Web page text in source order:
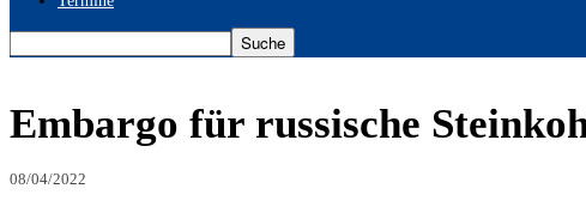
Embargo für russische
08/04/2022